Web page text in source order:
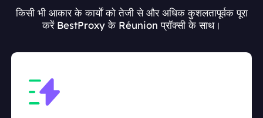
किसी भी आकार के कार्यों को तेजी से और अधिक कुशलतापूर्वक पूरा
करें BestProxy के Réunion प्रॉक्सी के साथ।